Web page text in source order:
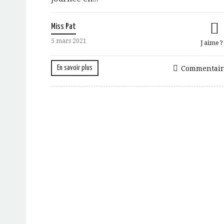
Miss Pat
5 mars 2021 J aime ?
En savoir plus